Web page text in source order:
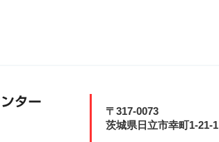
〒317-0073
茨城県日立市幸町1-21-1